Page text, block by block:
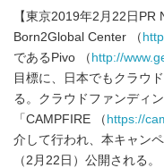
【東京2019年2月22日PR
Born2Global Center （
であるPivo （ http://
目標に、日本でもクラウ
る。クラウドファンディ
「CAMPFIRE （ https://
介して行われ、本キャン
（2月22日）公開される。